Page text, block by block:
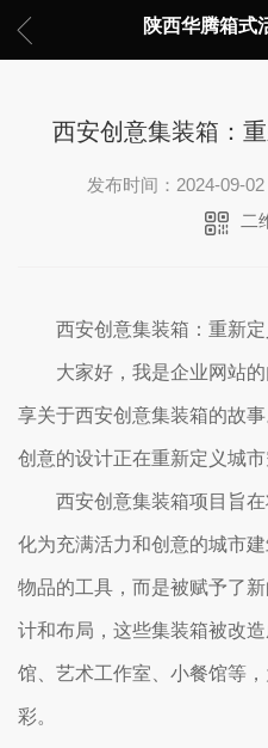
陕西华腾箱式
西安创意集装箱：
发布时间：2024-09-02
二
西安创意集装箱：重新
大家好，我是企业网站
享关于西安创意集装箱的故
创意的设计正在重新定义城市
西安创意集装箱项目旨
化为充满活力和创意的城市
物品的工具，而是被赋予了
计和布局，这些集装箱被改
馆、艺术工作室、小餐馆等
彩。